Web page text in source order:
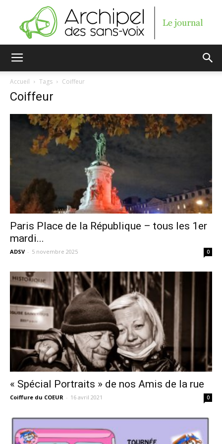
voix
Accueil Tags Coiffeur
Coiffeur
Paris Place de la République – tous les 1er
mardi...
ADSV - 5 novembre 2025 0
« Spécial Portraits » de nos Amis de la rue
Coiffure du COEUR - 16 avril 2021 0